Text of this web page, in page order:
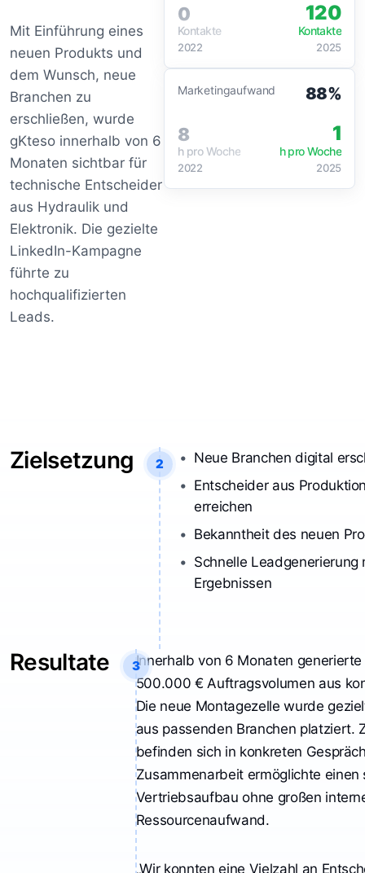
Mit Einführung eines
neuen Produkts und
dem Wunsch, neue
Branchen zu
erschließen, wurde
gKteso innerhalb von 6
Monaten sichtbar für
technische Entscheider
aus Hydraulik und
Elektronik. Die gezielte
LinkedIn-Kampagne
führte zu
hochqualifizierten
Leads.
0
Kontakte
2022
120
Kontakte
2025
Marketingaufwand 88%
8
h pro Woche
2022
1
h pro Woche
2025
Zielsetzung 2
Neue Branchen digital
Entscheider aus
erreichen
Bekanntheit des neuen
Schnelle Leadgenerierung
Ergebnissen
Resultate 3Innerhalb von 6 Monaten
500.000 € Auftragsvolumen aus
Die neue Montagezelle wurde
aus passenden Branchen platziert.
befinden sich in konkreten
Zusammenarbeit ermöglichte einen
Vertriebsaufbau ohne großen
Ressourcenaufwand.
„Wir konnten eine Vielzahl an